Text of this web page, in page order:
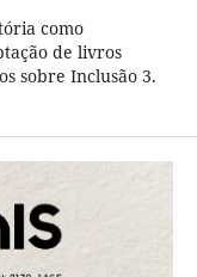
como
de livros
sobre Inclusão 3.